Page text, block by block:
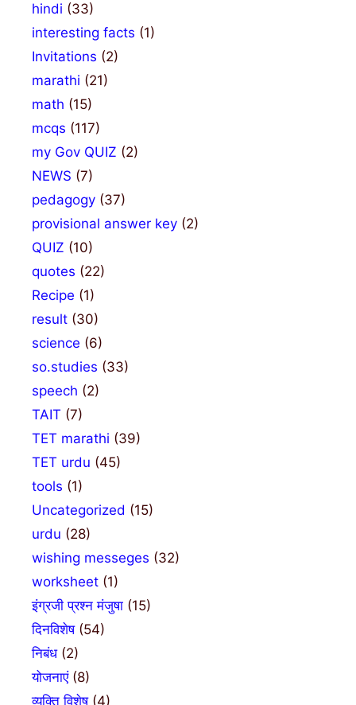
hindi (33)
interesting facts (1)
Invitations (2)
marathi (21)
math (15)
mcqs (117)
my Gov QUIZ (2)
NEWS (7)
pedagogy (37)
provisional answer key (2)
QUIZ (10)
quotes (22)
Recipe (1)
result (30)
science (6)
so.studies (33)
speech (2)
TAIT (7)
TET marathi (39)
TET urdu (45)
tools (1)
Uncategorized (15)
urdu (28)
wishing messeges (32)
worksheet (1)
इंग्रजी प्रश्न मंजुषा (15)
दिनविशेष(54)
निबंध(2)
योजनाएं(8)
व्यक्ति विशेष(4)